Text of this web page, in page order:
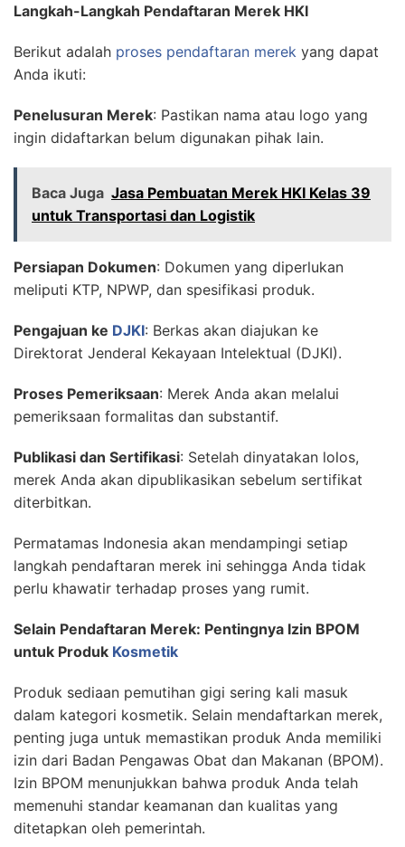
Langkah-Langkah Pendaftaran Merek HKI
Berikut adalah proses pendaftaran merek yang dapat
Anda ikuti:
Penelusuran Merek: Pastikan nama atau logo yang
ingin didaftarkan belum digunakan pihak lain.
Baca Juga Jasa Pembuatan Merek HKI Kelas 39
untuk Transportasi dan Logistik
Persiapan Dokumen: Dokumen yang diperlukan
meliputi KTP, NPWP, dan spesifikasi produk.
Pengajuan ke DJKI: Berkas akan diajukan ke
Direktorat Jenderal Kekayaan Intelektual (DJKI).
Proses Pemeriksaan: Merek Anda akan melalui
pemeriksaan formalitas dan substantif.
Publikasi dan Sertifikasi: Setelah dinyatakan lolos,
merek Anda akan dipublikasikan sebelum sertifikat
diterbitkan.
Permatamas Indonesia akan mendampingi setiap
langkah pendaftaran merek ini sehingga Anda tidak
perlu khawatir terhadap proses yang rumit.
Selain Pendaftaran Merek: Pentingnya Izin BPOM
untuk Produk Kosmetik
Produk sediaan pemutihan gigi sering kali masuk
dalam kategori kosmetik. Selain mendaftarkan merek,
penting juga untuk memastikan produk Anda memiliki
izin dari Badan Pengawas Obat dan Makanan (BPOM).
Izin BPOM menunjukkan bahwa produk Anda telah
memenuhi standar keamanan dan kualitas yang
ditetapkan oleh pemerintah.